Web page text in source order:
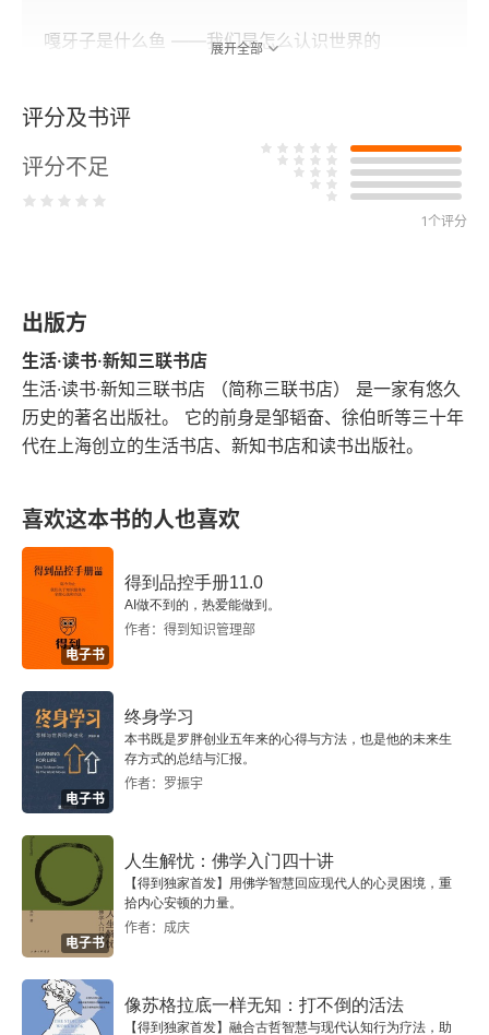
嘎牙子是什么鱼 ——我们是怎么认识世界的
考古学探索什么？
意义的起源
考古学的意义
过去的力量
再思考古学研究的意义
考古学是否是屠龙术 ——考古学存在的基础
考古的作用
三 考古学的身份
考古与盗墓
有一门学科叫考古学吗？
考古学的格调
作为心理学的考古学
独具只眼的考古学
展开全部
评分及书评
评分不足
1个评分
出版方
生活·读书·新知三联书店
生活·读书·新知三联书店 （简称三联书店） 是一家有悠久
历史的著名出版社。 它的前身是邹韬奋、徐伯昕等三十年
代在上海创立的生活书店、新知书店和读书出版社。
喜欢这本书的人也喜欢
电子书
得到品控手册11.0
AI做不到的，热爱能做到。
作者：得到知识管理部
电子书
终身学习
本书既是罗胖创业五年来的心得与方法，也是他的未来生
存方式的总结与汇报。
作者：罗振宇
电子书
人生解忧：佛学入门四十讲
【得到独家首发】用佛学智慧回应现代人的心灵困境，重
拾内心安顿的力量。
作者：成庆
像苏格拉底一样无知：打不倒的活法
【得到独家首发】融合古哲智慧与现代认知行为疗法，助